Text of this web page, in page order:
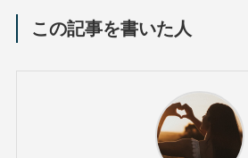
この記事を書いた人